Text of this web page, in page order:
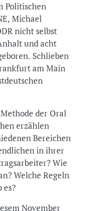
Politischen
Michael
nicht selbst
und acht
Schlieben
am Main
der Oral
erzählen
Bereichen
in ihrer
Wie
Welche Regeln
es?
November